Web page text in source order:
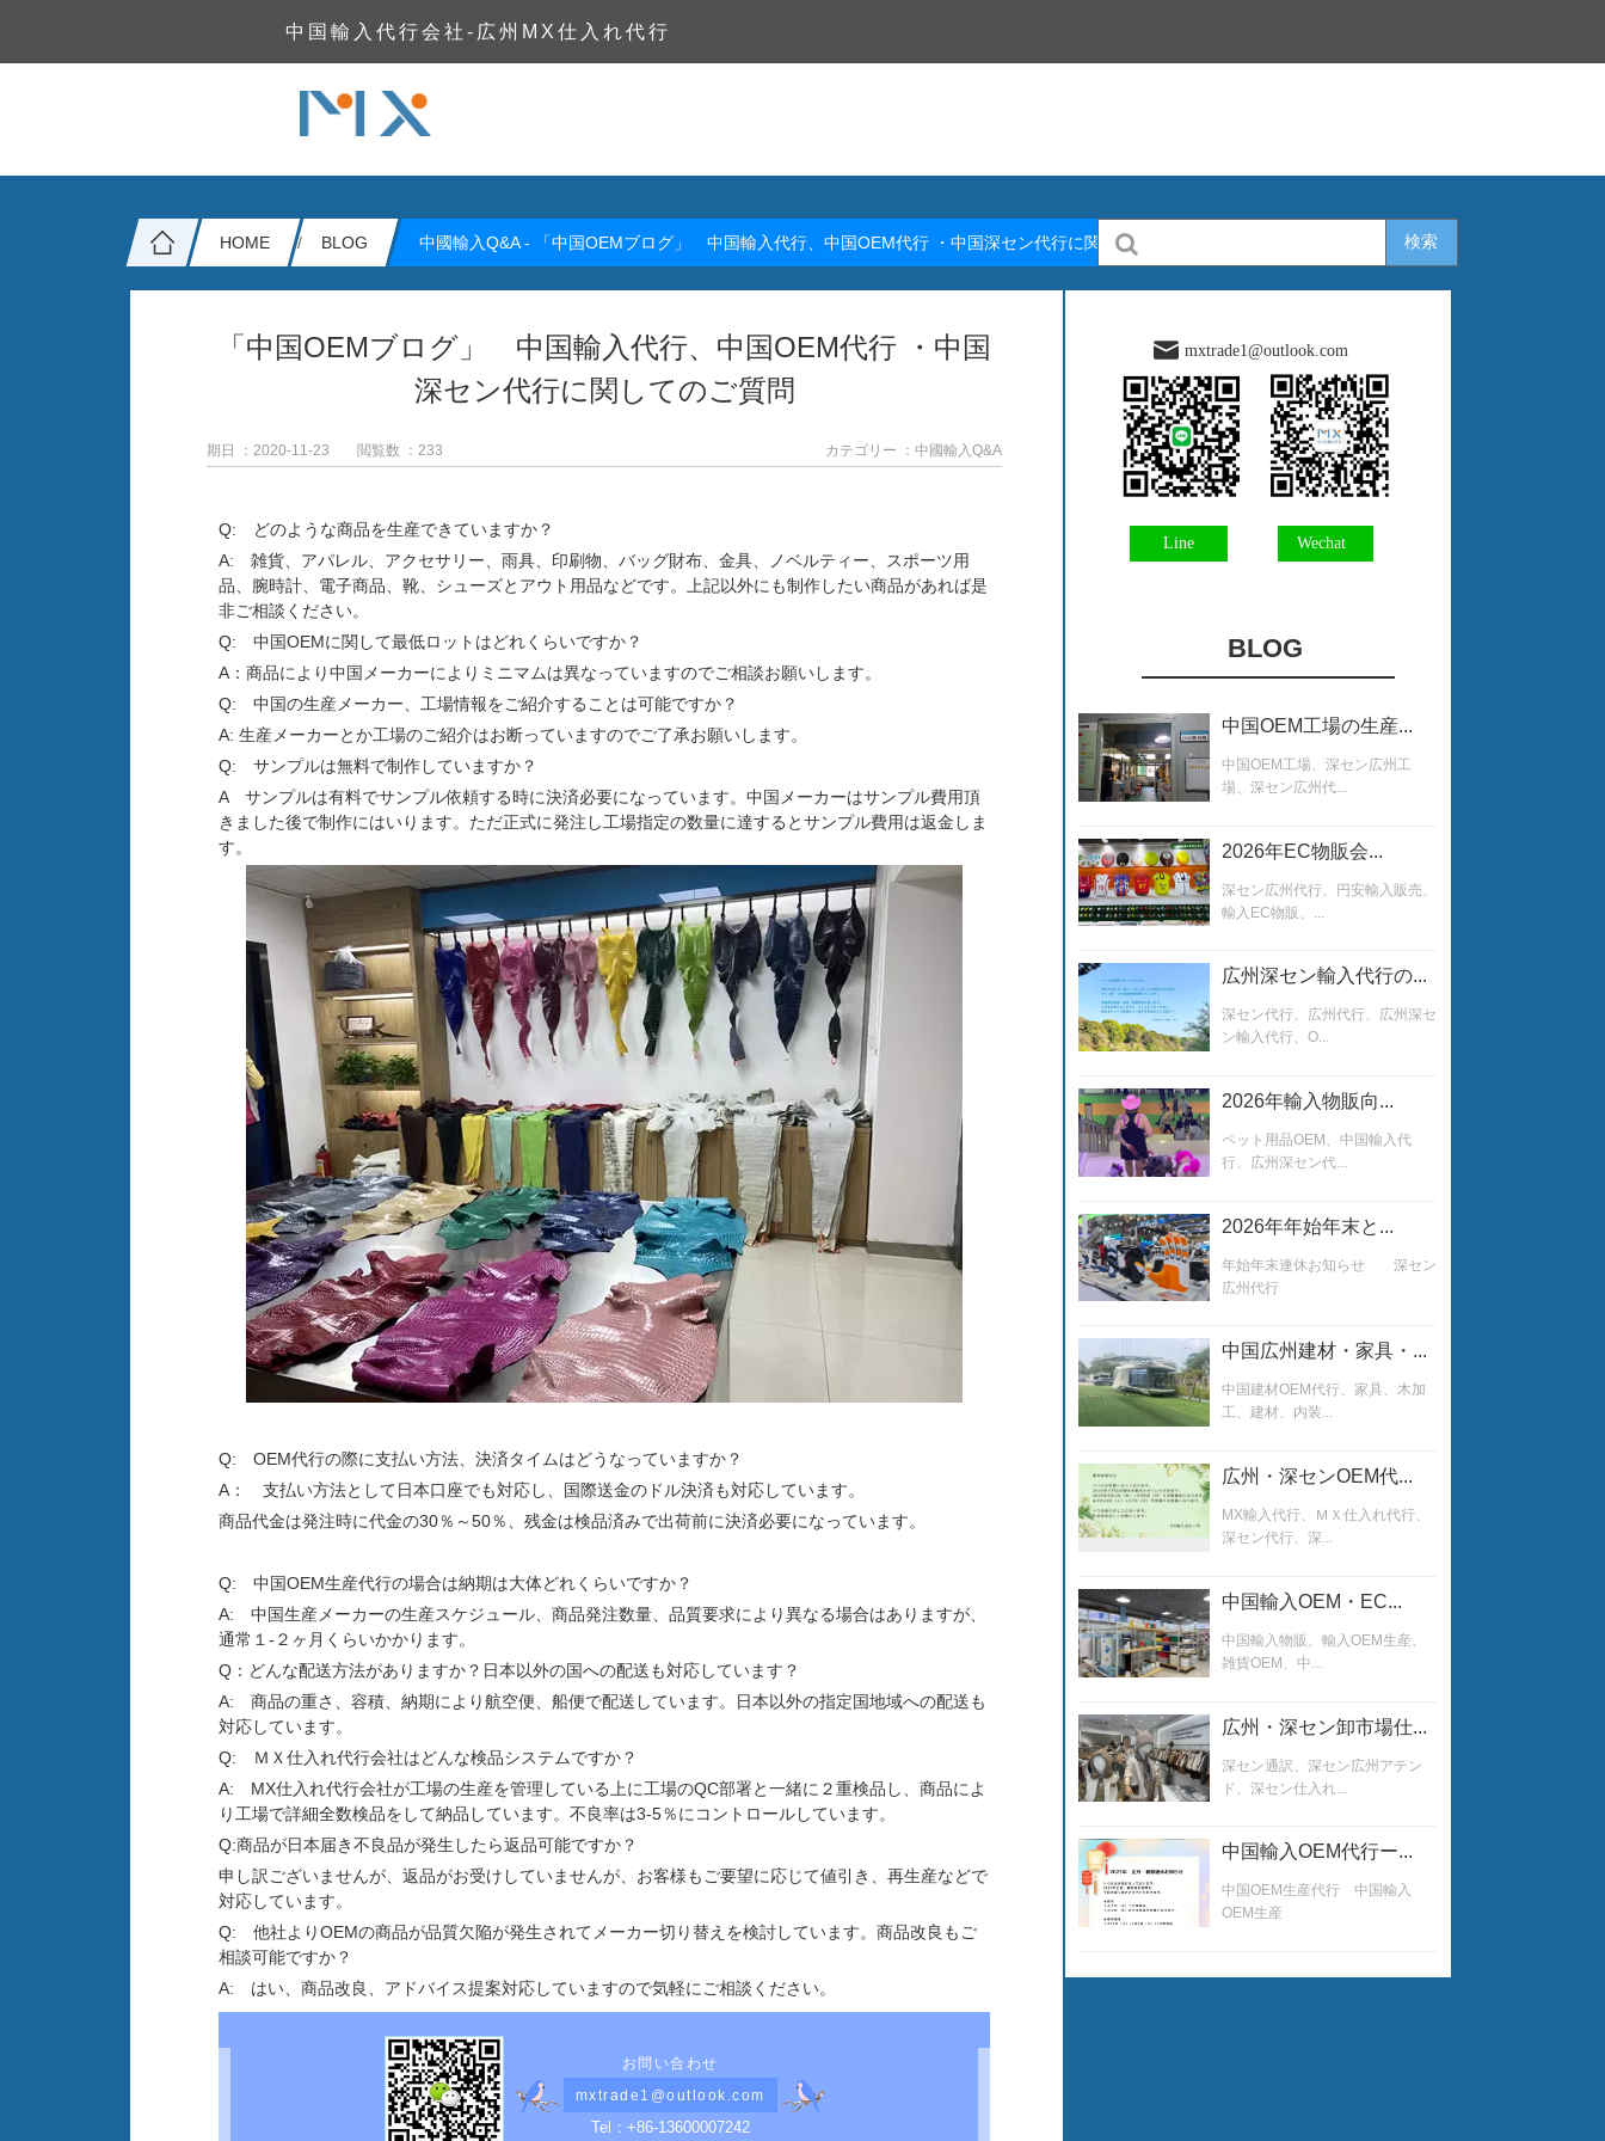
中国輸入代行会社-広州MX仕入れ代行
「中国OEMブログ」 中国輸入代行、中国OEM代行 ・中国
深セン代行に関してのご質問
期日 ：2020-11-23 閲覧数 ： 233 カテゴリー ：中國輸入Q&A
Q: どのような商品を生産できていますか？
A: 雑貨、アパレル、アクセサリー、雨具、印刷物、バッグ財布、金具、ノベルティー、スポーツ用
品、腕時計、電子商品、靴、シューズとアウト用品などです。上記以外にも制作したい商品があれば是
非ご相談ください。
Q: 中国OEMに関して最低ロットはどれくらいですか？
A：商品により中国メーカーによりミニマムは異なっていますのでご相談お願いします。
Q: 中国の生産メーカー、工場情報をご紹介することは可能ですか？
A: 生産メーカーとか工場のご紹介はお断っていますのでご了承お願いします。
Q: サンプルは無料で制作していますか？
A サンプルは有料でサンプル依頼する時に決済必要になっています。中国メーカーはサンプル費用頂
きました後で制作にはいります。ただ正式に発注し工場指定の数量に達するとサンプル費用は返金しま
す。
Q: OEM代行の際に支払い方法、決済タイムはどうなっていますか？
A： 支払い方法として日本口座でも対応し、国際送金のドル決済も対応しています。
商品代金は発注時に代金の30％～50％、残金は検品済みで出荷前に決済必要になっています。
Q: 中国OEM生産代行の場合は納期は大体どれくらいですか？
A: 中国生産メーカーの生産スケジュール、商品発注数量、品質要求により異なる場合はありますが、
通常１-２ヶ月くらいかかります。
Q：どんな配送方法がありますか？日本以外の国への配送も対応しています？
A: 商品の重さ、容積、納期により航空便、船便で配送しています。日本以外の指定国地域への配送も
対応しています。
Q: ＭＸ仕入れ代行会社はどんな検品システムですか？
A: MX仕入れ代行会社が工場の生産を管理している上に工場のQC部署と一緒に２重検品し、商品によ
り工場で詳細全数検品をして納品しています。不良率は3-5％にコントロールしています。
Q:商品が日本届き不良品が発生したら返品可能ですか？
申し訳ございませんが、返品がお受けしていませんが、お客様もご要望に応じて値引き、再生産などで
対応しています。
Q: 他社よりOEMの商品が品質欠陥が発生されてメーカー切り替えを検討しています。商品改良もご
相談可能ですか？
A: はい、商品改良、アドバイス提案対応していますので気軽にご相談ください。
お問い合わせ
mxtrade1@outlook.com
Tel：+86-13600007242
HOME BLOG 中國輸入Q&A - 「中国OEMブログ」 中国輸入代行、中国OEM代行 ・中国深セン代行に関してのご質問 検索
BLOG
中国OEM工場の生産...
中国OEM工場、深セン広州工
場、深セン広州代...
2026年EC物販会...
深セン広州代行、円安輸入販売、
輸入EC物販、...
広州深セン輸入代行の...
深セン代行、広州代行、広州深セ
ン輸入代行、O...
2026年輸入物販向...
ペット用品OEM、中国輸入代
行、広州深セン代...
2026年年始年末と...
年始年末連休お知らせ 深セン
広州代行
中国広州建材・家具・...
中国建材OEM代行、家具、木加
工、建材、内装...
広州・深センOEM代...
MX輸入代行、ＭＸ仕入れ代行、
深セン代行、深...
中国輸入OEM・EC...
中国輸入物販、輸入OEM生産、
雑貨OEM、中...
広州・深セン卸市場仕...
深セン通訳、深セン広州アテン
ド、深セン仕入れ...
中国輸入OEM代行ー...
中国OEM生産代行 中国輸入
OEM生産
mxtrade1@outlook.com
Line Wechat